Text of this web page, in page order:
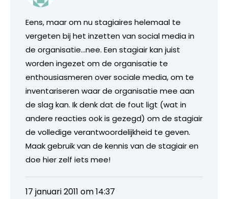
Eens, maar om nu stagiaires helemaal te
vergeten bij het inzetten van social media in
de organisatie…nee. Een stagiair kan juist
worden ingezet om de organisatie te
enthousiasmeren over sociale media, om te
inventariseren waar de organisatie mee aan
de slag kan. Ik denk dat de fout ligt (wat in
andere reacties ook is gezegd) om de stagiair
de volledige verantwoordelijkheid te geven.
Maak gebruik van de kennis van de stagiair en
doe hier zelf iets mee!
17 januari 2011 om 14:37